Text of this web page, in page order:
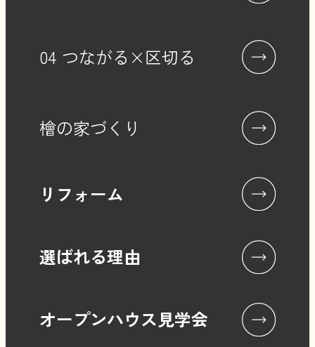
04 つながる×区切る
檜の家づくり
リフォーム
選ばれる理由
オープンハウス見学会